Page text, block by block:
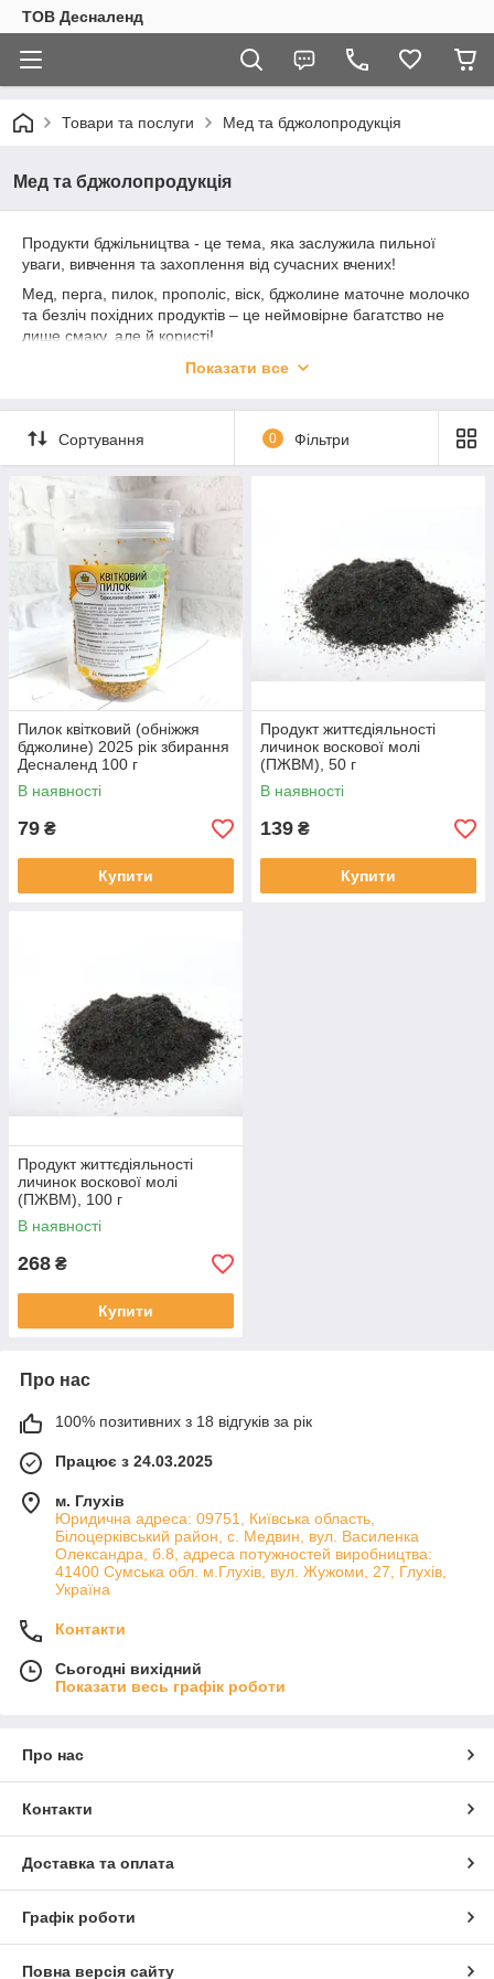
ТОВ Десналенд
Товари та послуги Мед та бджолопродукція
Мед та бджолопродукція
Продукти бджільництва - це тема, яка заслужила пильної
уваги, вивчення та захоплення від сучасних вчених!
Мед, перга, пилок, прополіс, віск, бджолине маточне молочко
та безліч похідних продуктів – це неймовірне багатство не
лише смаку, але й користі!
Ми намагаємось відібрати найгідніших виробників та
виробництва. Працюємо на пряму з виробниками і не
завищуємо роздрібні ціни, а дотримуємося рекомендованих.
Тому можете сміливо замовляти у нас продукцію, що вас
зацікавила.
Показати все
Сортування 0 Фільтри
Пилок квітковий (обніжжя
бджолине) 2025 рік збирання
Десналенд 100 г
В наявності
79 ₴
Купити
Продукт життєдіяльності
личинок воскової молі
(ПЖВМ), 50 г
В наявності
139 ₴
Купити
Продукт життєдіяльності
личинок воскової молі
(ПЖВМ), 100 г
В наявності
268 ₴
Купити
Про нас
100% позитивних з 18 відгуків за рік
Працює з 24.03.2025
м. Глухів
Юридична адреса: 09751, Київська область,
Білоцерківський район, с. Медвин, вул. Василенка
Олександра, б.8, адреса потужностей виробництва:
41400 Сумська обл. м.Глухів, вул. Жужоми, 27, Глухів,
Україна
Контакти
Сьогодні вихідний
Показати весь графік роботи
Про нас
Контакти
Доставка та оплата
Графік роботи
Повна версія сайту